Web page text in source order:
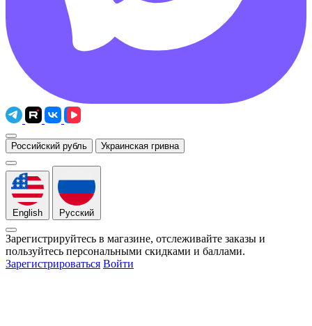
Российский рубль Украинская гривна
English Русский
Зарегистрируйтесь в магазине, отслеживайте заказы и
пользуйтесь персональными скидками и баллами.
Зарегистрироваться Войти